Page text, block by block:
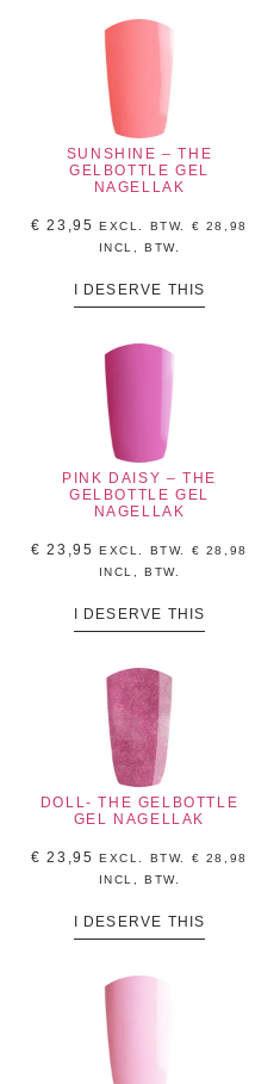
SUNSHINE – THE
GELBOTTLE GEL
NAGELLAK
€ 23,95 EXCL. BTW. € 28,98
INCL, BTW.
I DESERVE THIS
PINK DAISY – THE
GELBOTTLE GEL
NAGELLAK
€ 23,95 EXCL. BTW. € 28,98
INCL, BTW.
I DESERVE THIS
DOLL- THE GELBOTTLE
GEL NAGELLAK
€ 23,95 EXCL. BTW. € 28,98
INCL, BTW.
I DESERVE THIS